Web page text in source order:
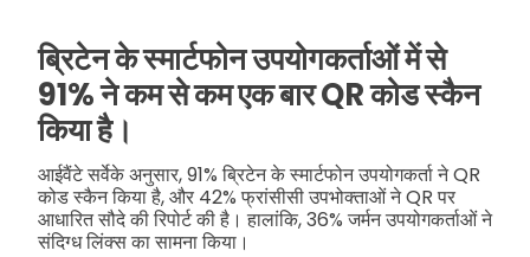
ब्रिटेन के स्मार्टफोन उपयोगकर्ताओं में से
91% ने कम से कम एक बार QR कोड स्कैन
किया है।
आईवैंटे सर्वेके अनुसार, 91% ब्रिटेन के स्मार्टफोन उपयोगकर्ता ने QR
कोड स्कैन किया है, और 42% फ्रांसीसी उपभोक्ताओं ने QR पर
आधारित सौदे की रिपोर्ट की है। हालांकि, 36% जर्मन उपयोगकर्ताओं ने
संदिग्ध लिंक्स का सामना किया।